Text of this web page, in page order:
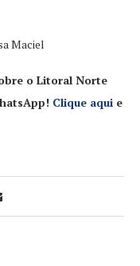
Maciel
o Litoral Norte
Clique aqui e